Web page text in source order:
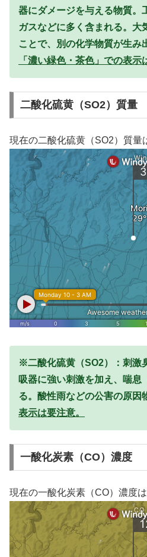
器にダメージを与える物質。
ガスなどに多く含まれる。大
ことで、別の化学物質が生み
「濃い緑色・茶色」での表示
二酸化硫黄（SO2）質量
現在の二酸化硫黄（SO2）質量
※二酸化硫黄（SO2）：刺激
吸器に強い刺激を加え、喘息
る。酸性雨などの公害の原因
表示は要注意。
一酸化炭素（CO）濃度
現在の一酸化炭素（CO）濃度